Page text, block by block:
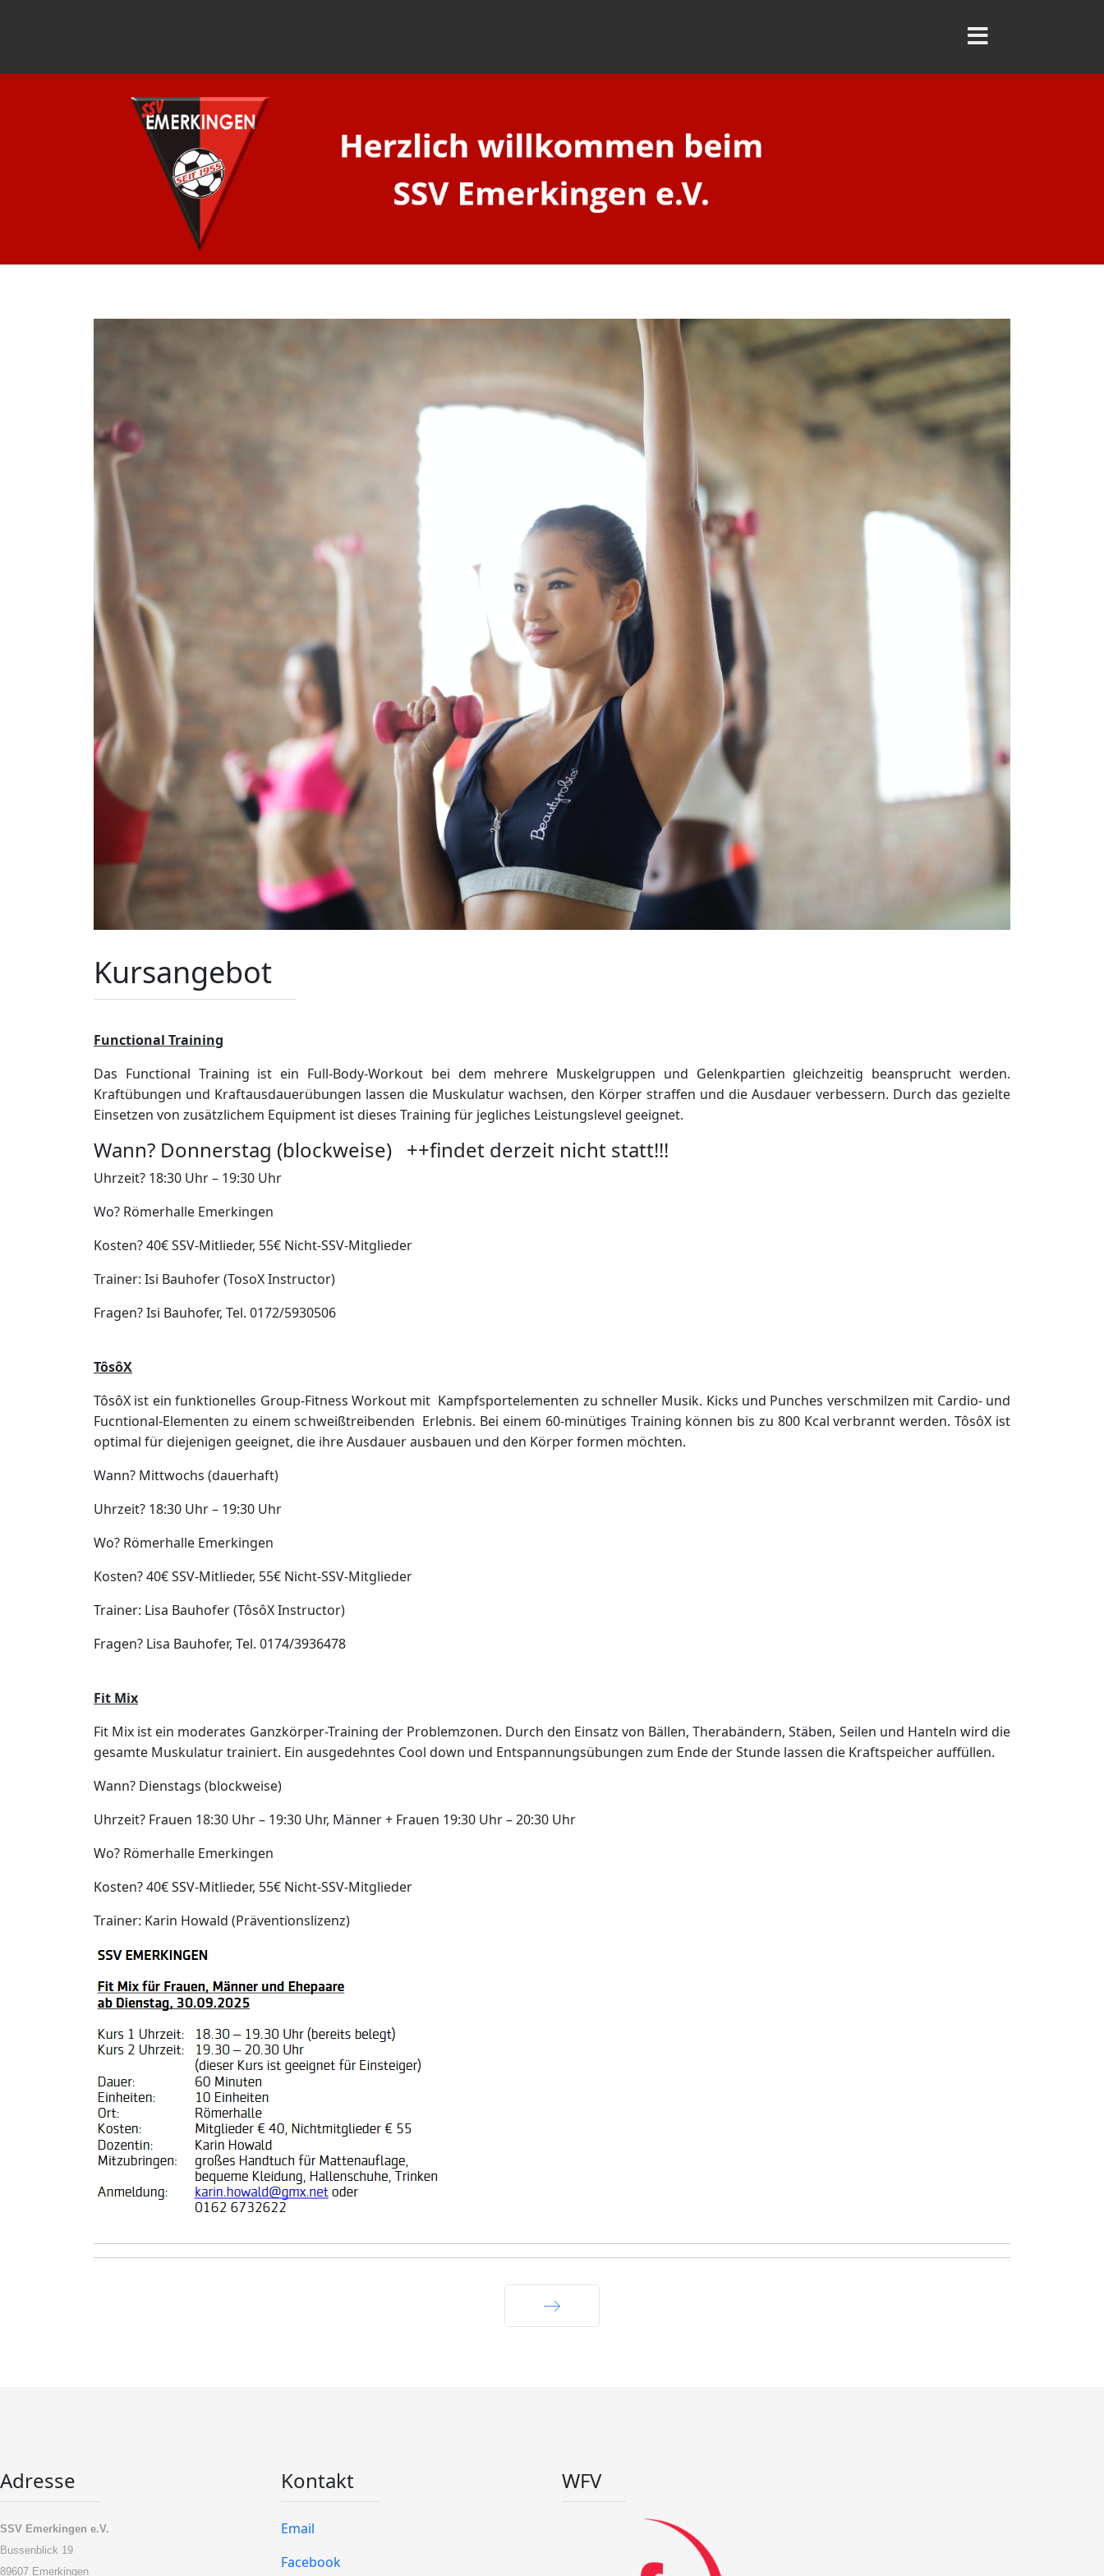
Kursangebot
Functional Training
Das Functional Training ist ein Full-Body-Workout bei dem mehrere Muskelgruppen und Gelenkpartien gleichzeitig beansprucht werden.
Kraftübungen und Kraftausdauerübungen lassen die Muskulatur wachsen, den Körper straffen und die Ausdauer verbessern. Durch das gezielte
Einsetzen von zusätzlichem Equipment ist dieses Training für jegliches Leistungslevel geeignet.
Wann? Donnerstag (blockweise) ++findet derzeit nicht statt!!!
Uhrzeit? 18:30 Uhr – 19:30 Uhr
Wo? Römerhalle Emerkingen
Kosten? 40€ SSV-Mitlieder, 55€ Nicht-SSV-Mitglieder
Trainer: Isi Bauhofer (TosoX Instructor)
Fragen? Isi Bauhofer, Tel. 0172/5930506
TôsôX
TôsôX ist ein funktionelles Group-Fitness Workout mit Kampfsportelementen zu schneller Musik. Kicks und Punches verschmilzen mit Cardio- und
Fucntional-Elementen zu einem schweißtreibenden Erlebnis. Bei einem 60-minütiges Training können bis zu 800 Kcal verbrannt werden. TôsôX ist
optimal für diejenigen geeignet, die ihre Ausdauer ausbauen und den Körper formen möchten.
Wann? Mittwochs (dauerhaft)
Uhrzeit? 18:30 Uhr – 19:30 Uhr
Wo? Römerhalle Emerkingen
Kosten? 40€ SSV-Mitlieder, 55€ Nicht-SSV-Mitglieder
Trainer: Lisa Bauhofer (TôsôX Instructor)
Fragen? Lisa Bauhofer, Tel. 0174/3936478
Fit Mix
Fit Mix ist ein moderates Ganzkörper-Training der Problemzonen. Durch den Einsatz von Bällen, Therabändern, Stäben, Seilen und Hanteln wird die
gesamte Muskulatur trainiert. Ein ausgedehntes Cool down und Entspannungsübungen zum Ende der Stunde lassen die Kraftspeicher auffüllen.
Wann? Dienstags (blockweise)
Uhrzeit? Frauen 18:30 Uhr – 19:30 Uhr, Männer + Frauen 19:30 Uhr – 20:30 Uhr
Wo? Römerhalle Emerkingen
Kosten? 40€ SSV-Mitlieder, 55€ Nicht-SSV-Mitglieder
Trainer: Karin Howald (Präventionslizenz)
Adresse
SSV Emerkingen e.V.
Bussenblick 19
89607 Emerkingen
Kontakt
Email
Facebook
WFV